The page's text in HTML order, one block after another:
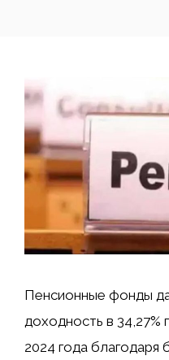
Пенсионные фонды
доходность в 34,27%
2024 года благодаря